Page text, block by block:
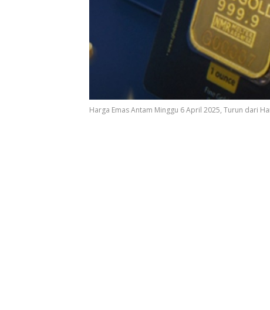
Harga Emas Antam Minggu 6 April 2025, Turun dari